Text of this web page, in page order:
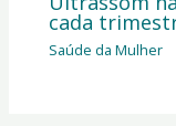
cada
Saúde da Mulher